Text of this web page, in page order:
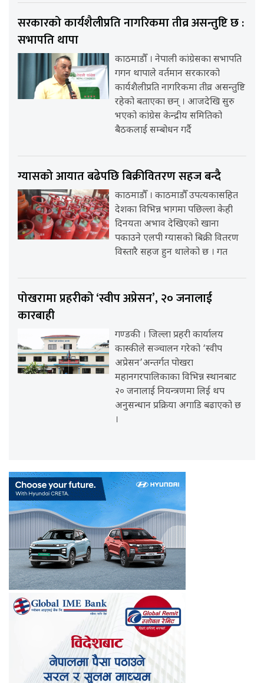
सरकारको कार्यशैलीप्रति नागरिकमा तीव्र असन्तुष्टि छ :
सभापति थापा
काठमाडौँ । नेपाली कांग्रेसका सभापति
गगन थापाले वर्तमान सरकारको
कार्यशैलीप्रति नागरिकमा तीव्र असन्तुष्टि
रहेको बताएका छन् । आजदेखि सुरु
भएको कांग्रेस केन्द्रीय समितिको
बैठकलाई सम्बोधन गर्दै
ग्यासको आयात बढेपछि बिक्रीवितरण सहज बन्दै
काठमाडौँ । काठमाडौँ उपत्यकासहित
देशका विभिन्न भागमा पछिल्ला केही
दिनयता अभाव देखिएको खाना
पकाउने एलपी ग्यासको बिक्री वितरण
विस्तारै सहज हुन थालेको छ । गत
पोखरामा प्रहरीको ‘स्वीप अप्रेसन’, २० जनालाई
कारबाही
गण्डकी । जिल्ला प्रहरी कार्यालय
कास्कीले सञ्चालन गरेको ‘स्वीप
अप्रेसन’अन्तर्गत पोखरा
महानगरपालिकाका विभिन्न स्थानबाट
२० जनालाई नियन्त्रणमा लिई थप
अनुसन्धान प्रक्रिया अगाडि बढाएको छ
।